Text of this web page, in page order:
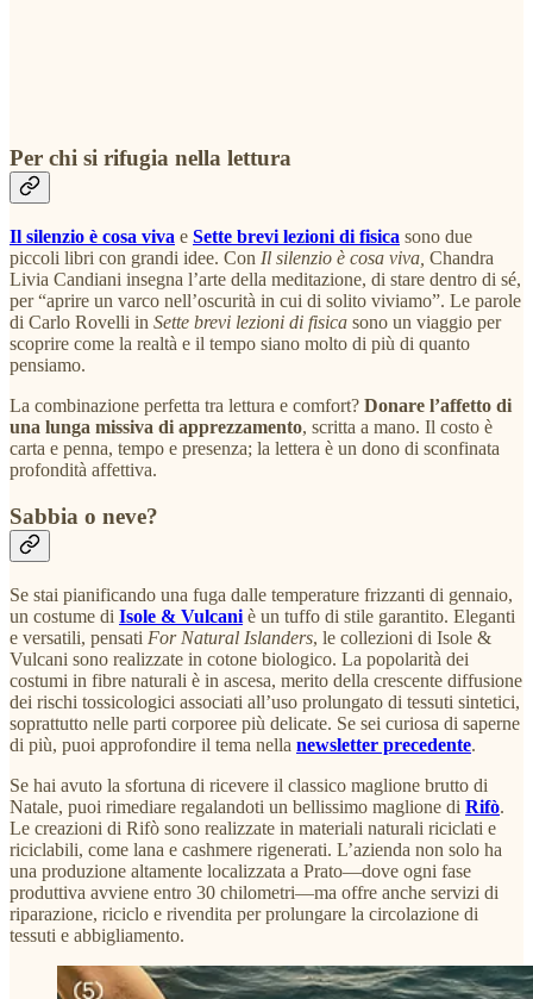
Per chi si rifugia nella lettura
Il silenzio è cosa viva e Sette brevi lezioni di fisica sono due
piccoli libri con grandi idee. Con Il silenzio è cosa viva, Chandra
Livia Candiani insegna l’arte della meditazione, di stare dentro di sé,
per “aprire un varco nell’oscurità in cui di solito viviamo”. Le parole
di Carlo Rovelli in Sette brevi lezioni di fisica sono un viaggio per
scoprire come la realtà e il tempo siano molto di più di quanto
pensiamo.
La combinazione perfetta tra lettura e comfort? Donare l’affetto di
una lunga missiva di apprezzamento, scritta a mano. Il costo è
carta e penna, tempo e presenza; la lettera è un dono di sconfinata
profondità affettiva.
Sabbia o neve?
Se stai pianificando una fuga dalle temperature frizzanti di gennaio,
un costume di Isole & Vulcani è un tuffo di stile garantito. Eleganti
e versatili, pensati For Natural Islanders, le collezioni di Isole &
Vulcani sono realizzate in cotone biologico. La popolarità dei
costumi in fibre naturali è in ascesa, merito della crescente diffusione
dei rischi tossicologici associati all’uso prolungato di tessuti sintetici,
soprattutto nelle parti corporee più delicate. Se sei curiosa di saperne
di più, puoi approfondire il tema nella newsletter precedente.
Se hai avuto la sfortuna di ricevere il classico maglione brutto di
Natale, puoi rimediare regalandoti un bellissimo maglione di Rifò.
Le creazioni di Rifò sono realizzate in materiali naturali riciclati e
riciclabili, come lana e cashmere rigenerati. L’azienda non solo ha
una produzione altamente localizzata a Prato—dove ogni fase
produttiva avviene entro 30 chilometri—ma offre anche servizi di
riparazione, riciclo e rivendita per prolungare la circolazione di
tessuti e abbigliamento.